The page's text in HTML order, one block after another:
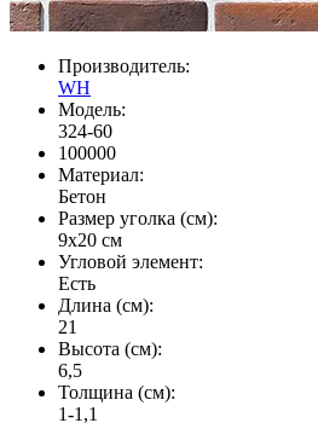
Производитель:
WH
Модель:
324-60
100000
Материал:
Бетон
Размер уголка (см):
9х20 см
Угловой элемент:
Есть
Длина (см):
21
Высота (см):
6,5
Толщина (см):
1-1,1